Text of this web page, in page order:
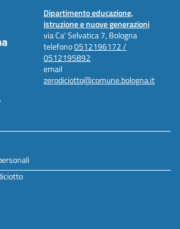
Dipartimento educazione,
istruzione e nuove generazioni
via Ca' Selvatica 7, Bologna
telefono0512196172 /
0512195892
email
zerodiciotto@comune.bologna.it